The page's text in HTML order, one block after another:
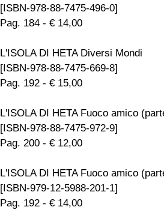
[ISBN-978-88-7475-496-0]
Pag. 184 - € 14,00
L'ISOLA DI HETA Diversi Mondi
[ISBN-978-88-7475-669-8]
Pag. 192 - € 15,00
L'ISOLA DI HETA Fuoco amico
[ISBN-978-88-7475-972-9]
Pag. 200 - € 12,00
L'ISOLA DI HETA Fuoco amico
[ISBN-979-12-5988-201-1]
Pag. 192 - € 14,00